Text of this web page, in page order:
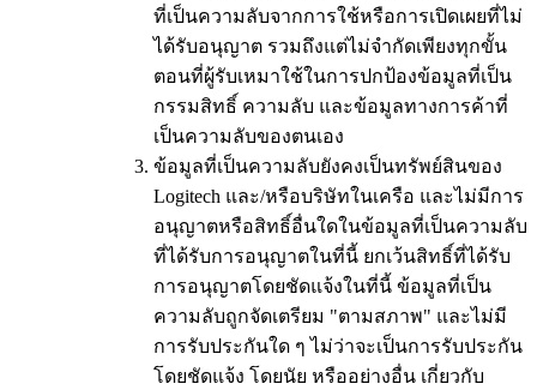
ที่เป็นความลับจากการใช้หรือการเปิดเผยที่ไม่
ได้รับอนุญาต รวมถึงแต่ไม่จำกัดเพียงทุกขั้น
ตอนที่ผู้รับเหมาใช้ในการปกป้องข้อมูลที่เป็น
กรรมสิทธิ์ ความลับ และข้อมูลทางการค้าที่
เป็นความลับของตนเอง
ข้อมูลที่เป็นความลับยังคงเป็นทรัพย์สินของ
Logitech และ/หรือบริษัทในเครือ และไม่มีการ
อนุญาตหรือสิทธิ์อื่นใดในข้อมูลที่เป็นความลับ
ที่ได้รับการอนุญาตในที่นี้ ยกเว้นสิทธิ์ที่ได้รับ
การอนุญาตโดยชัดแจ้งในที่นี้ ข้อมูลที่เป็น
ความลับถูกจัดเตรียม "ตามสภาพ" และไม่มี
การรับประกันใด ๆ ไม่ว่าจะเป็นการรับประกัน
โดยชัดแจ้ง โดยนัย หรืออย่างอื่น เกี่ยวกับ